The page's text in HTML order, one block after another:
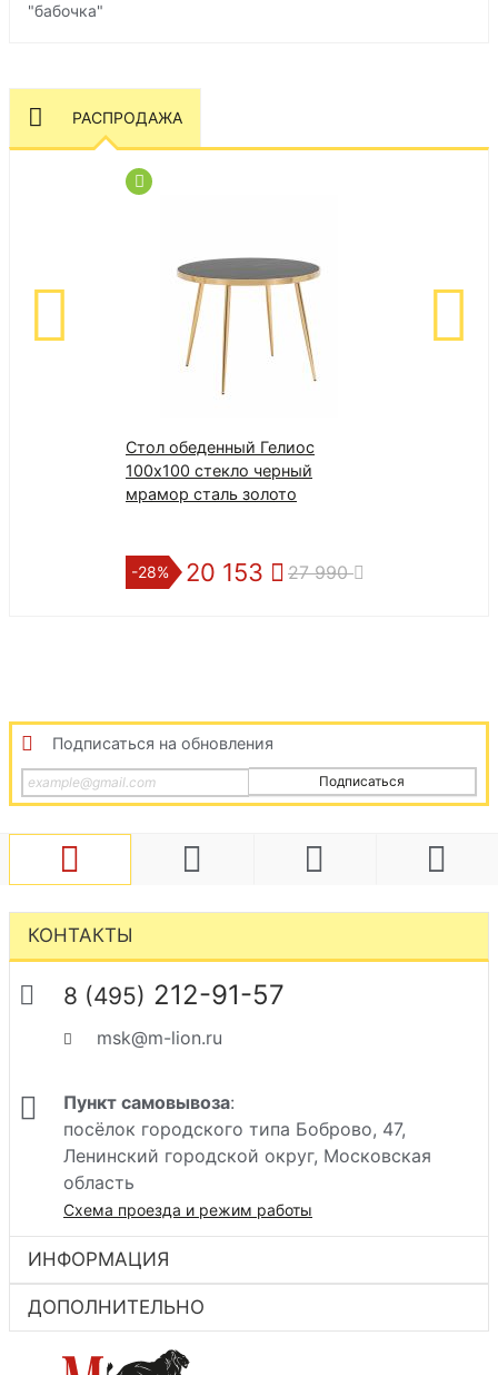
"бабочка"
РАСПРОДАЖА
Стол обеденный Гелиос
100х100 стекло черный
мрамор сталь золото
-28% 20 153 27 990
Подписаться на обновления
Подписаться
КОНТАКТЫ
8 (495) 212-91-57
msk@m-lion.ru
Пункт самовывоза:
посёлок городского типа Боброво, 47,
Ленинский городской округ, Московская
область
Схема проезда и режим работы
ИНФОРМАЦИЯ
ДОПОЛНИТЕЛЬНО